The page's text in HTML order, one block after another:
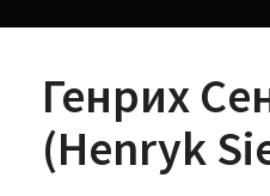
Генриx
(Henryk